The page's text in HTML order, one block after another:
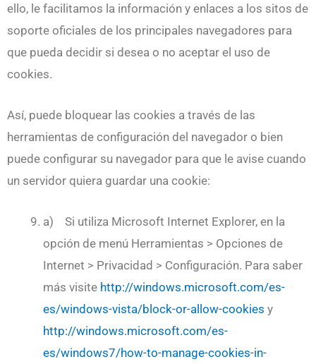
ello, le facilitamos la información y enlaces a los sitos de
soporte oficiales de los principales navegadores para
que pueda decidir si desea o no aceptar el uso de
cookies.
Así, puede bloquear las cookies a través de las
herramientas de configuración del navegador o bien
puede configurar su navegador para que le avise cuando
un servidor quiera guardar una cookie:
a) Si utiliza Microsoft Internet Explorer, en la
opción de menú Herramientas > Opciones de
Internet > Privacidad > Configuración. Para saber
más visite http://windows.microsoft.com/es-
es/windows-vista/block-or-allow-cookies y
http://windows.microsoft.com/es-
es/windows7/how-to-manage-cookies-in-